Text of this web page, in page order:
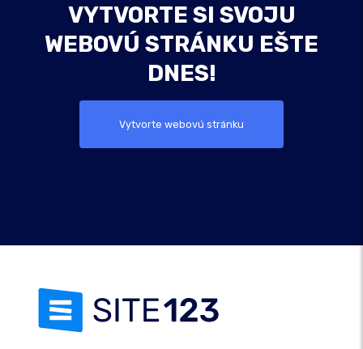
VYTVORTE SI SVOJU
WEBOVÚ STRÁNKU EŠTE
DNES!
Vytvorte webovú stránku